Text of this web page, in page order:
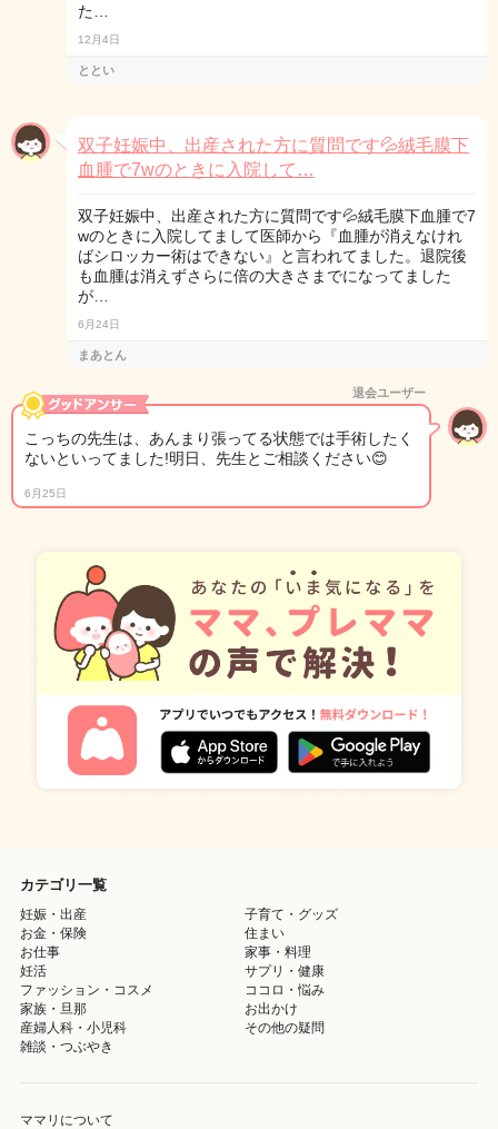
た…
12月4日
ととい
双子妊娠中、出産された方に質問です💦絨毛膜下
血腫で7wのときに入院して…
双子妊娠中、出産された方に質問です💦絨毛膜下血腫で7
wのときに入院してまして医師から『血腫が消えなけれ
ばシロッカー術はできない』と言われてました。退院後
も血腫は消えずさらに倍の大きさまでになってました
が…
6月24日
まあとん
退会ユーザー
こっちの先生は、あんまり張ってる状態では手術したく
ないといってました!明日、先生とご相談ください😊
6月25日
カテゴリ一覧
妊娠・出産
子育て・グッズ
お金・保険
住まい
お仕事
家事・料理
妊活
サプリ・健康
ファッション・コスメ
ココロ・悩み
家族・旦那
お出かけ
産婦人科・小児科
その他の疑問
雑談・つぶやき
ママリについて